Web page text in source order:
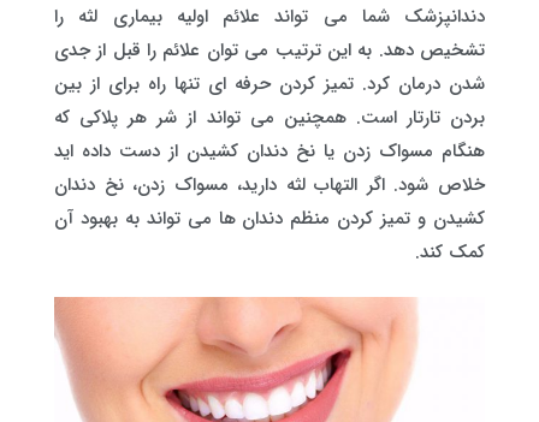
دندانپزشک شما می تواند علائم اولیه بیماری لثه را
تشخیص دهد. به این ترتیب می توان علائم را قبل از جدی
شدن درمان کرد. تمیز کردن حرفه ای تنها راه برای از بین
بردن تارتار است. همچنین می تواند از شر هر پلاکی که
هنگام مسواک زدن یا نخ دندان کشیدن از دست داده اید
خلاص شود. اگر التهاب لثه دارید، مسواک زدن، نخ دندان
کشیدن و تمیز کردن منظم دندان ها می تواند به بهبود آن
کمک کند.